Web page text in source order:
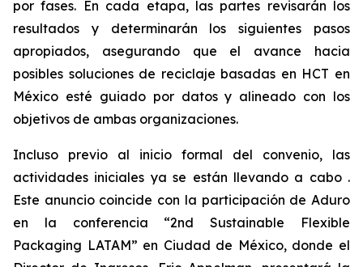
por fases. En cada etapa, las partes revisarán los
resultados y determinarán los siguientes pasos
apropiados, asegurando que el avance hacia
posibles soluciones de reciclaje basadas en HCT en
México esté guiado por datos y alineado con los
objetivos de ambas organizaciones.
Incluso previo al inicio formal del convenio, las
actividades iniciales ya se están llevando a cabo .
Este anuncio coincide con la participación de Aduro
en la conferencia “2nd Sustainable Flexible
Packaging LATAM” en Ciudad de México, donde el